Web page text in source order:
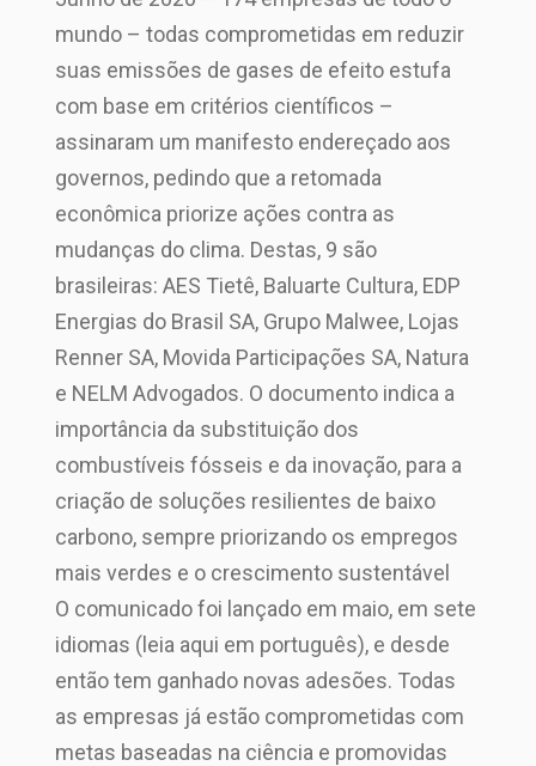
mundo – todas comprometidas em reduzir
suas emissões de gases de efeito estufa
com base em critérios científicos –
assinaram um manifesto endereçado aos
governos, pedindo que a retomada
econômica priorize ações contra as
mudanças do clima. Destas, 9 são
brasileiras: AES Tietê, Baluarte Cultura, EDP
Energias do Brasil SA, Grupo Malwee, Lojas
Renner SA, Movida Participações SA, Natura
e NELM Advogados. O documento indica a
importância da substituição dos
combustíveis fósseis e da inovação, para a
criação de soluções resilientes de baixo
carbono, sempre priorizando os empregos
mais verdes e o crescimento sustentável
O comunicado foi lançado em maio, em sete
idiomas (leia aqui em português), e desde
então tem ganhado novas adesões. Todas
as empresas já estão comprometidas com
metas baseadas na ciência e promovidas